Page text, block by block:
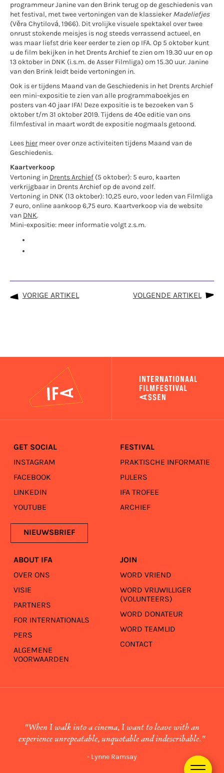
programmeur Janine van den Brink terug op de geschiedenis van
het festival, met twee vertoningen van de klassieker Madeliefjes
(Věra Chytilová, 1966). Dit vrolijke visuele spektakel over twee
onrust stokende meisjes is nog steeds verrassend actueel, en
was maar liefst drie keer eerder te zien op IFA. Op 5 oktober kunt
u de film bekijken in het Drents Archief te zien om 19.30 uur en op
13 oktober in DNK (i.s.m. de Asser Filmliga) om 15.30 uur. Janine
van den Brink leidt beide vertoningen in.
Ook is er tijdens Maand van de Geschiedenis in het Drents Archief
een mini-expositie te zien van alle programmaboekjes en
posters van 40 jaar IFA! Deze expositie is te bezoeken van 5
oktober t/m 31 oktober 2019. Tijdens de 40e editie van ons
filmfestival in maart wordt de expositie nogmaals getoond.
Lees hier meer over onze activiteiten tijdens Maand van de
Geschiedenis.
Kaartverkoop
Vertoning in Drents Archief (5 oktober): 5 euro, kaarten
verkrijgbaar in Drents Archief op de avond zelf.
Vertoning in DNK (13 oktober): 10,25 euro, voor leden van Filmliga
7 euro, online aankoop 6,75 euro. Kaartverkoop via de website
van DNK.
Mini-expositie: meer informatie volgt z.s.m.
VORIGE ARTIKEL VOLGENDE ARTIKEL
GET SOCIAL
INSTAGRAM
FACEBOOK
LINKEDIN
YOUTUBE
NIEUWSBRIEF
FESTIVAL
PRAKTISCHE INFORMATIE
PIJLERS
IFA TROFEE
ARCHIEF
ABOUT IFA
OVER ONS
VISIE
PARTNERS
FOR INTERNATIONALS
PERS
ALGEMENE
VOORWAARDEN
JOIN
WORD VRIEND
WORD VRIJWILLIGER
(VOLUNTEERS)
WORD DONATEUR
WORD TEAMLID
CONTACT
"When I walk into a cinema, I want to leave with an
experience unrepeatable, unquotable and indescribable."
- Lynne Ramsay